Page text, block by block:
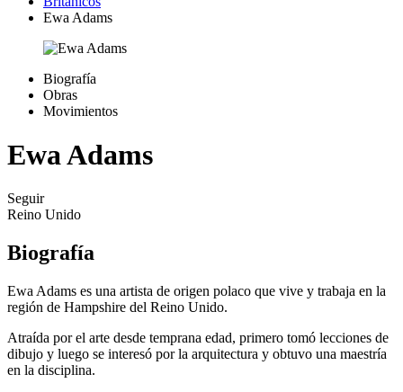
Ewa Adams
Biografía
Obras
Movimientos
Ewa Adams
Seguir
Reino Unido
Biografía
Ewa Adams es una artista de origen polaco que vive y trabaja en la
región de Hampshire del Reino Unido.
Atraída por el arte desde temprana edad, primero tomó lecciones de
dibujo y luego se interesó por la arquitectura y obtuvo una maestría
en la disciplina.